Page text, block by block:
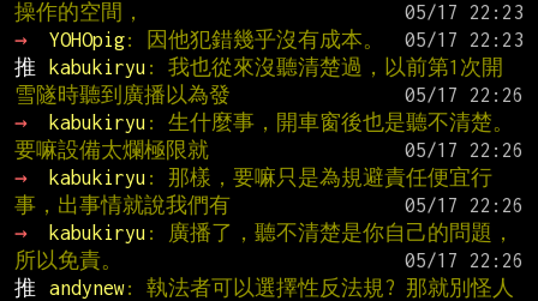
操作的空間，
→
YOHOpig: 因他犯錯幾乎沒有成本。
推
kabukiryu : 我也從來沒聽清楚過，以前第1次開
雪隧時聽到廣播以為發
→
kabukiryu : 生什麼事，開車窗後也是聽不清楚。
要嘛設備太爛極限就
→
kabukiryu : 那樣，要嘛只是為規避責任便宜行
事，出事情就說我們有
→
kabukiryu : 廣播了，聽不清楚是你自己的問題，
所以免責。
推
andynew: 執法者可以選擇性反法規? 那就別怪人